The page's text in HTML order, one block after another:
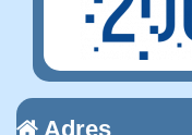
Adres